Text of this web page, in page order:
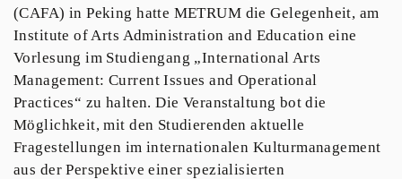
(CAFA) in Peking hatte METRUM die Gelegenheit, am
Institute of Arts Administration and Education eine
Vorlesung im Studiengang „International Arts
Management: Current Issues and Operational
Practices“ zu halten. Die Veranstaltung bot die
Möglichkeit, mit den Studierenden aktuelle
Fragestellungen im internationalen Kulturmanagement
aus der Perspektive einer spezialisierten